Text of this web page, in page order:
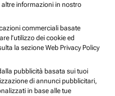
informazioni in nostro
commerciali basate
l’utilizzo dei cookie ed
la sezione Web Privacy Policy
pubblicità basata sui tuoi
di annunci pubblicitari,
in base alle tue